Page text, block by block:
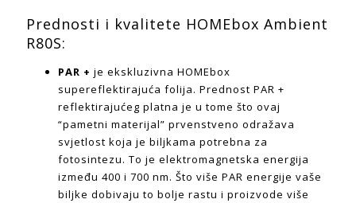
Prednosti i kvalitete HOMEbox Ambient
R80S:
PAR + je ekskluzivna HOMEbox
supereflektirajuća folija. Prednost PAR +
reflektirajućeg platna je u tome što ovaj
“pametni materijal” prvenstveno odražava
svjetlost koja je biljkama potrebna za
fotosintezu. To je elektromagnetska energija
između 400 i 700 nm. Što više PAR energije vaše
biljke dobivaju to bolje rastu i proizvode više